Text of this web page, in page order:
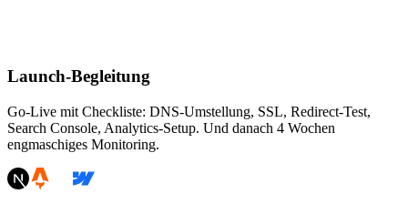
Launch-Begleitung
Go-Live mit Checkliste: DNS-Umstellung, SSL, Redirect-Test,
Search Console, Analytics-Setup. Und danach 4 Wochen
engmaschiges Monitoring.